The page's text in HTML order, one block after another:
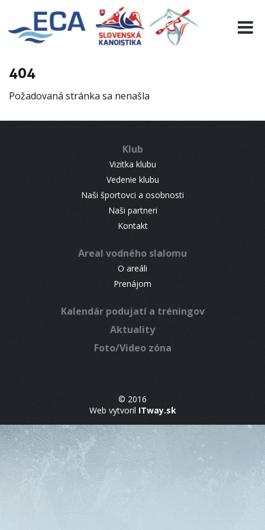
404
Požadovaná stránka sa nenašla
Klub
Vizitka klubu
Vedenie klubu
Naši športovci a osobnosti
Naši partneri
Kontakt
Areal vodného slalomu
O areáli
Prenájom
Kalendár podujatí a tréningov
Aktuality
Foto/Video zóna
© 2016
Web vytvoril ITway.sk
EURO 19
INFO
RESULTS
CONTACT